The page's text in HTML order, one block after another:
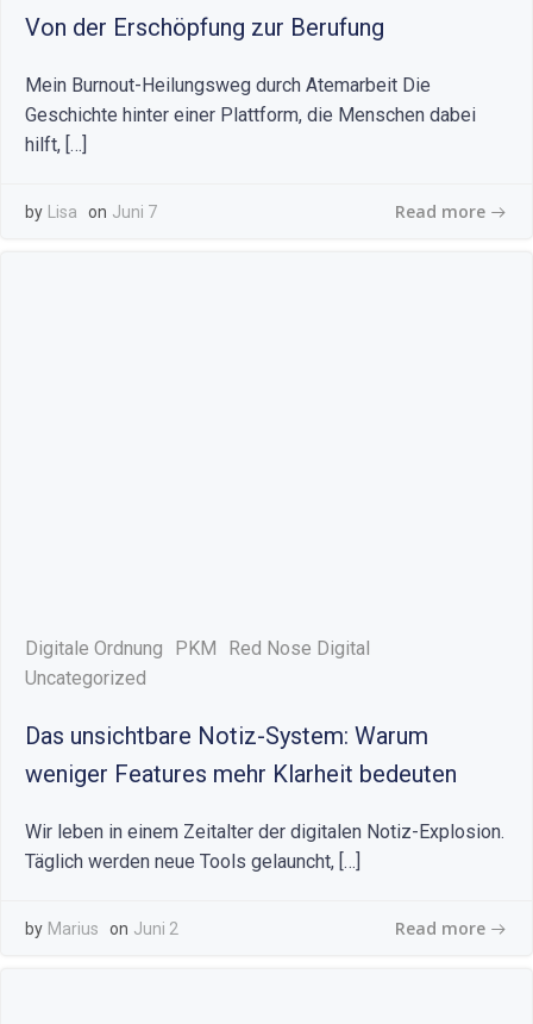
Von der Erschöpfung zur Berufung
Mein Burnout-Heilungsweg durch Atemarbeit Die
Geschichte hinter einer Plattform, die Menschen dabei
hilft, […]
by Lisa on Juni 7 Read more
Digitale Ordnung PKM
Red Nose Digital
Uncategorized
Das unsichtbare Notiz-System: Warum
weniger Features mehr Klarheit bedeuten
Wir leben in einem Zeitalter der digitalen Notiz-Explosion.
Täglich werden neue Tools gelauncht, […]
by Marius on Juni 2 Read more